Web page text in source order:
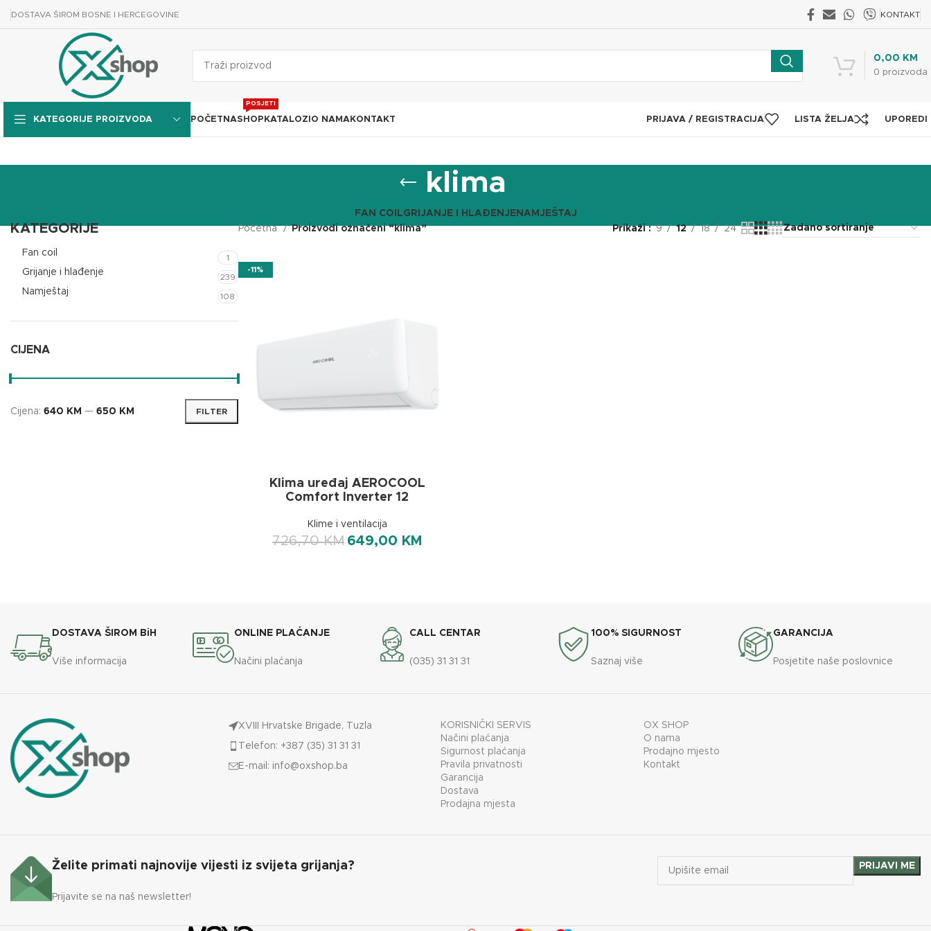
DOSTAVA ŠIROM BOSNE I HERCEGOVINE KONTAKT
0 proizvoda
0,00 KM
KATEGORIJE PROIZVODA POČETNASHOP
POSJETI
KATALOZI O NAMA KONTAKT PRIJAVA / REGISTRACIJA LISTA ŽELJA UPOREDI
klima
FAN COILGRIJANJE I HLAĐENJENAMJEŠTAJ
KATEGORIJE
Fan coil 1
Grijanje i hlađenje 239
Namještaj 108
CIJENA
FILTER
Cijena: 640 KM — 650 KM
Početna Proizvodi označeni “klima” Prikaži 9 12 18 24
-11%
Klima uređaj AEROCOOL
Comfort Inverter 12
Klime i ventilacija
726,70KM 649,00 KM
DOSTAVA ŠIROM BiH
Više informacija
ONLINE PLAĆANJE
Načini plaćanja
CALL CENTAR
(035) 31 31 31
100% SIGURNOST
Saznaj više
GARANCIJA
Posjetite naše poslovnice
XVIII Hrvatske Brigade, Tuzla
Telefon: +387 (35) 31 31 31
E-mail: info@oxshop.ba
KORISNIČKI SERVIS
Načini plaćanja
Sigurnost plaćanja
Pravila privatnosti
Garancija
Dostava
Prodajna mjesta
OX SHOP
O nama
Prodajno mjesto
Kontakt
Želite primati najnovije vijesti iz svijeta grijanja?
Prijavite se na naš newsletter!